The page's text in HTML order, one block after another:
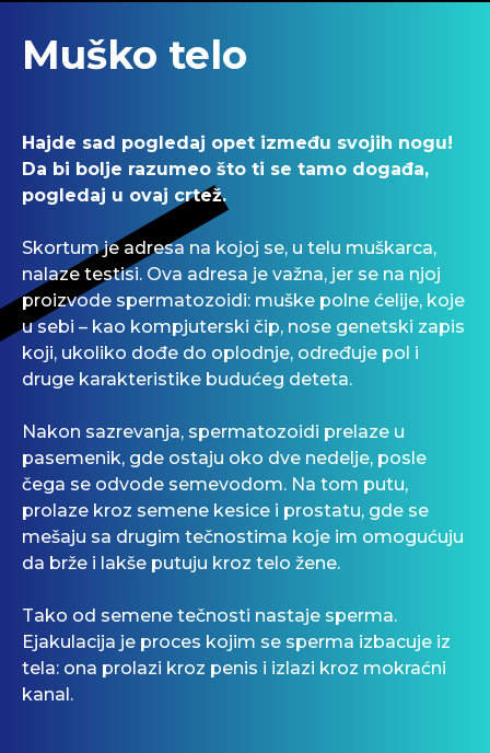
Muško telo
Hajde sad pogledaj opet između svojih nogu!
Da bi bolje razumeo što ti se tamo događa,
pogledaj u ovaj crtež.
Skortum je adresa na kojoj se, u telu muškarca,
nalaze testisi. Ova adresa je važna, jer se na njoj
proizvode spermatozoidi: muške polne ćelije, koje
u sebi – kao kompjuterski čip, nose genetski zapis
koji, ukoliko dođe do oplodnje, određuje pol i
druge karakteristike budućeg deteta.
Nakon sazrevanja, spermatozoidi prelaze u
pasemenik, gde ostaju oko dve nedelje, posle
čega se odvode semevodom. Na tom putu,
prolaze kroz semene kesice i prostatu, gde se
mešaju sa drugim tečnostima koje im omogućuju
da brže i lakše putuju kroz telo žene.
Tako od semene tečnosti nastaje sperma.
Ejakulacija je proces kojim se sperma izbacuje iz
tela: ona prolazi kroz penis i izlazi kroz mokraćni
kanal.